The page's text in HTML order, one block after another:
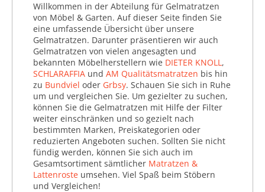
Willkommen in der Abteilung für Gelmatratzen
von Möbel & Garten. Auf dieser Seite finden Sie
eine umfassende Übersicht über unsere
Gelmatratzen. Darunter präsentieren wir auch
Gelmatratzen von vielen angesagten und
bekannten Möbelherstellern wie DIETER KNOLL,
SCHLARAFFIA und AM Qualitätsmatratzen bis hin
zu Bundviel oder Grbsy. Schauen Sie sich in Ruhe
um und vergleichen Sie. Um gezielter zu suchen,
können Sie die Gelmatratzen mit Hilfe der Filter
weiter einschränken und so gezielt nach
bestimmten Marken, Preiskategorien oder
reduzierten Angeboten suchen. Sollten Sie nicht
fündig werden, können Sie sich auch im
Gesamtsortiment sämtlicher Matratzen &
Lattenroste umsehen. Viel Spaß beim Stöbern
und Vergleichen!